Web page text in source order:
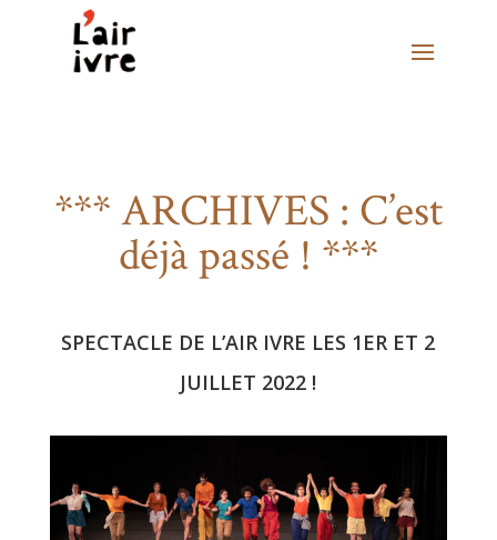
*** ARCHIVES : C’est
déjà passé ! ***
SPECTACLE DE L’AIR IVRE LES 1ER ET 2
JUILLET 2022 !